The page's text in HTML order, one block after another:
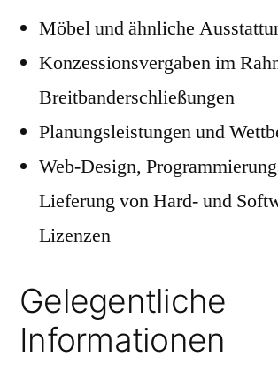
Möbel und ähnliche
Konzessionsvergaben im
Breitbanderschließungen
Planungsleistungen und
Web-Design,
Lieferung von Hard- und
Lizenzen
Gelegentliche
Informationen